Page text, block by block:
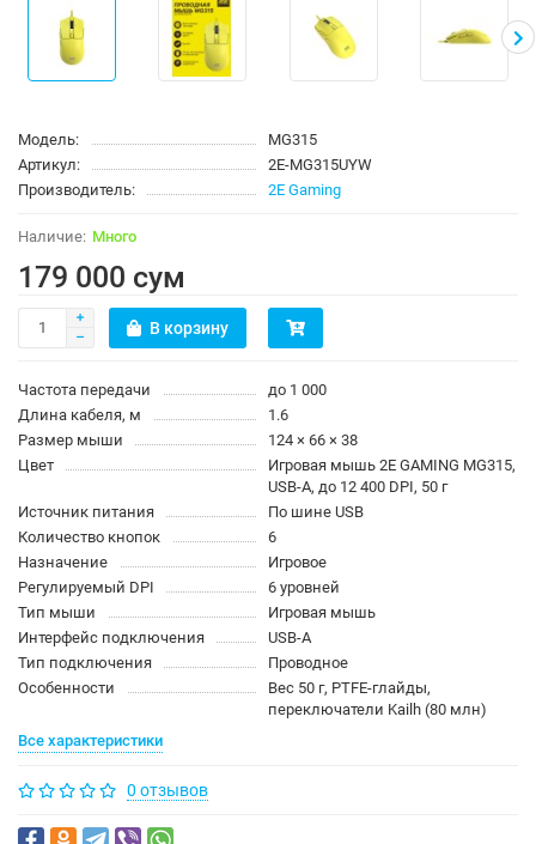
Модель:
MG315
Артикул:
2E-MG315UYW
Производитель:
2E Gaming
Много
179 000 сум
В корзину
Частота передачи
до 1 000
Длина кабеля, м
1.6
Размер мыши
124 × 66 × 38
Цвет
Игровая мышь 2E GAMING MG315,
USB-A, до 12 400 DPI, 50 г
Источник питания
По шине USB
Количество кнопок
6
Назначение
Игровое
Регулируемый DPI
6 уровней
Тип мыши
Игровая мышь
Интерфейс подключения
USB-A
Тип подключения
Проводное
Особенности
Вес 50 г, PTFE-глайды,
переключатели Kailh (80 млн)
Все характеристики
0 отзывов